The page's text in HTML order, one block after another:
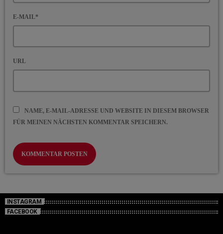
E-MAIL*
URL
NAME, E-MAIL-ADRESSE UND WEBSITE IN DIESEM BROWSER
FÜR MEINEN NÄCHSTEN KOMMENTAR SPEICHERN.
INSTAGRAM
FACEBOOK